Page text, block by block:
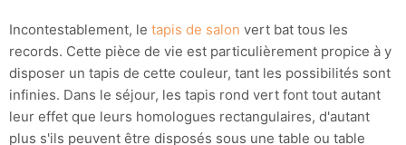
Incontestablement, le tapis de salon vert bat tous les
records. Cette pièce de vie est particulièrement propice à y
disposer un tapis de cette couleur, tant les possibilités sont
infinies. Dans le séjour, les tapis rond vert font tout autant
leur effet que leurs homologues rectangulaires, d'autant
plus s'ils peuvent être disposés sous une table ou table